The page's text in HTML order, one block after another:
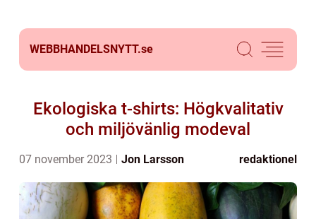
WEBBHANDELSNYTT.se
Ekologiska t-shirts: Högkvalitativ
och miljövänlig modeval
07 november 2023 Jon Larsson redaktionel